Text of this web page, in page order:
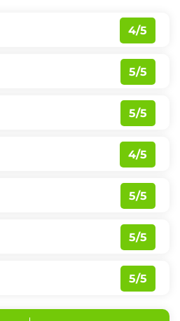
4/5
5/5
5/5
4/5
5/5
5/5
5/5